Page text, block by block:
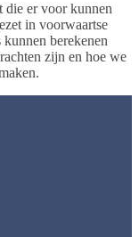
die er voor kunnen
in voorwaartse
berekenen
zijn en hoe we